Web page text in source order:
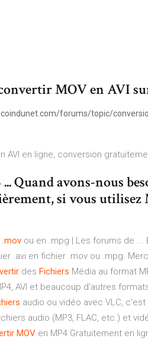
MOV en AVI
forums/topic/
AVI en ligne, conversion
... Quand avons-nous
si vous utilisez
mov ou en .mpg | Les forums de
.avi en fichier .mov ou .mpg.
des Fichiers Média au format
AVI et beaucoup d'autres
audio ou vidéo avec VLC,
audio (MP3, FLAC, etc.) et
MOV en MP4 Gratuitement en